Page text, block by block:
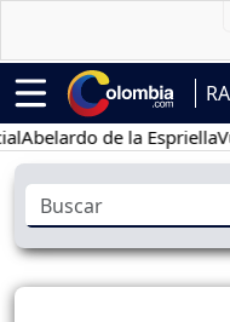
de la EspriellaVuelta